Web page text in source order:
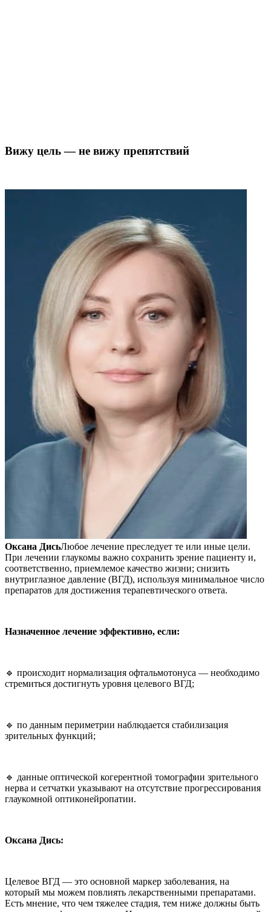
Вижу цель — не вижу препятствий
Оксана ДисьЛюбое лечение преследует те или иные цели.
При лечении глаукомы важно сохранить зрение пациенту и,
соответственно, приемлемое качество жизни; снизить
внутриглазное давление (ВГД), используя минимальное число
препаратов для достижения терапевтического ответа.
Назначенное лечение эффективно, если:
🔹 происходит нормализация офтальмотонуса — необходимо
стремиться достигнуть уровня целевого ВГД;
🔹 по данным периметрии наблюдается стабилизация
зрительных функций;
🔹 данные оптической когерентной томографии зрительного
нерва и сетчатки указывают на отсутствие прогрессирования
глаукомной оптиконейропатии.
Оксана Дись:
Целевое ВГД — это основной маркер заболевания, на
который мы можем повлиять лекарственными препаратами.
Есть мнение, что чем тяжелее стадия, тем ниже должны быть